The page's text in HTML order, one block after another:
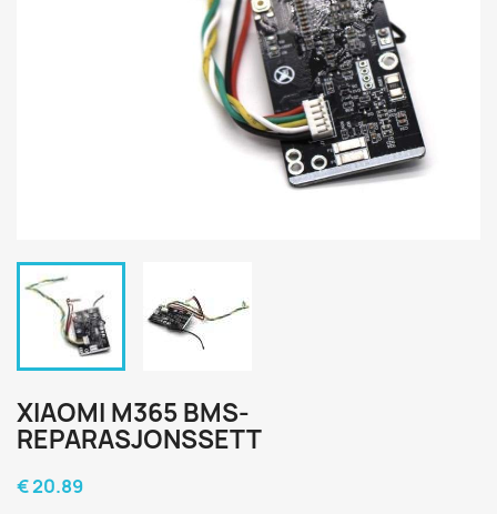
XIAOMI M365 BMS-
REPARASJONSSETT
€ 20.89